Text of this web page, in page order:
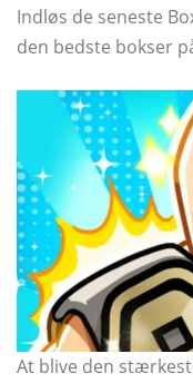
Indløs de seneste
den bedste bokser
At blive den